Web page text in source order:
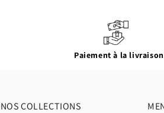
Paiement à la livraison
NOS COLLECTIONS